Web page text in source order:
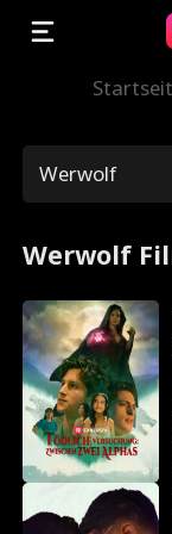
Werwolf
Werwolf